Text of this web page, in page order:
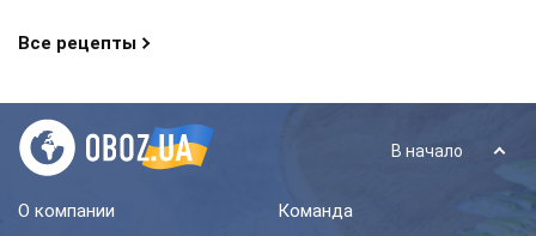
Все рецепты
В начало
О компании Команда